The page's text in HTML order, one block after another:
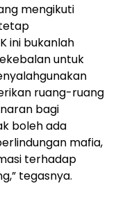
mengikuti
ini bukanlah
untuk
ruang-ruang
bagi
boleh ada
mafia,
terhadap
tegasnya.